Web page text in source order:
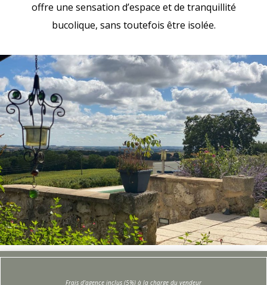
offre une sensation d’espace et de tranquillité
bucolique, sans toutefois être isolée.